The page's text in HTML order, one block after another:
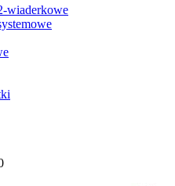
wiaderkowe